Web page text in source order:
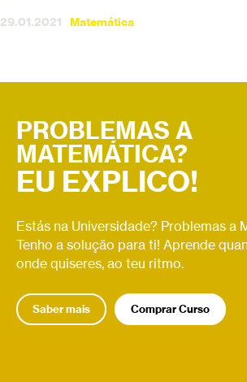
29.01.2021 Matemática
PROBLEMAS A
MATEMÁTICA?
EU EXPLICO!
Estás na Universidade? Problemas a
Tenho a solução para ti! Aprende
onde quiseres, ao teu ritmo.
Saber mais Comprar Curso